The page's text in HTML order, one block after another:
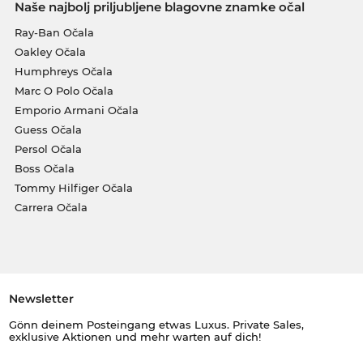
Naše najbolj priljubljene blagovne znamke očal
Ray-Ban Očala
Oakley Očala
Humphreys Očala
Marc O Polo Očala
Emporio Armani Očala
Guess Očala
Persol Očala
Boss Očala
Tommy Hilfiger Očala
Carrera Očala
Newsletter
Gönn deinem Posteingang etwas Luxus. Private Sales,
exklusive Aktionen und mehr warten auf dich!